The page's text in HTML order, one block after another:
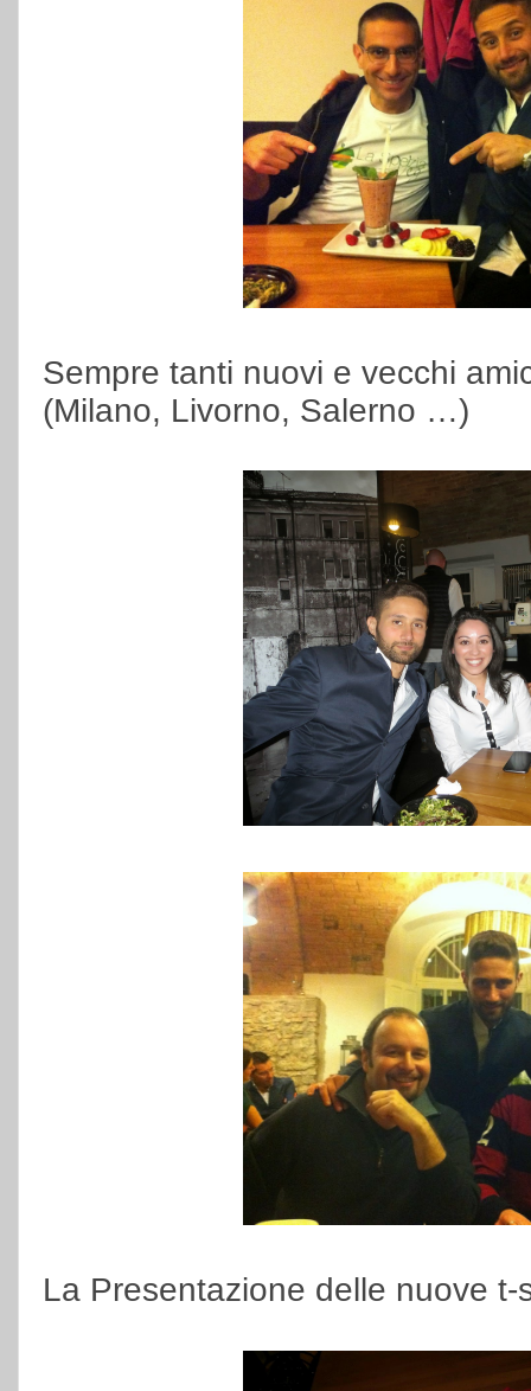
Sempre tanti nuovi e vecchi
(Milano, Livorno, Salerno …)
La Presentazione delle nuove